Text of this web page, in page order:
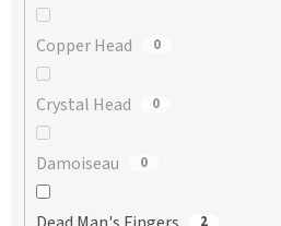
Copper Head 0
Crystal Head 0
Damoiseau 0
2